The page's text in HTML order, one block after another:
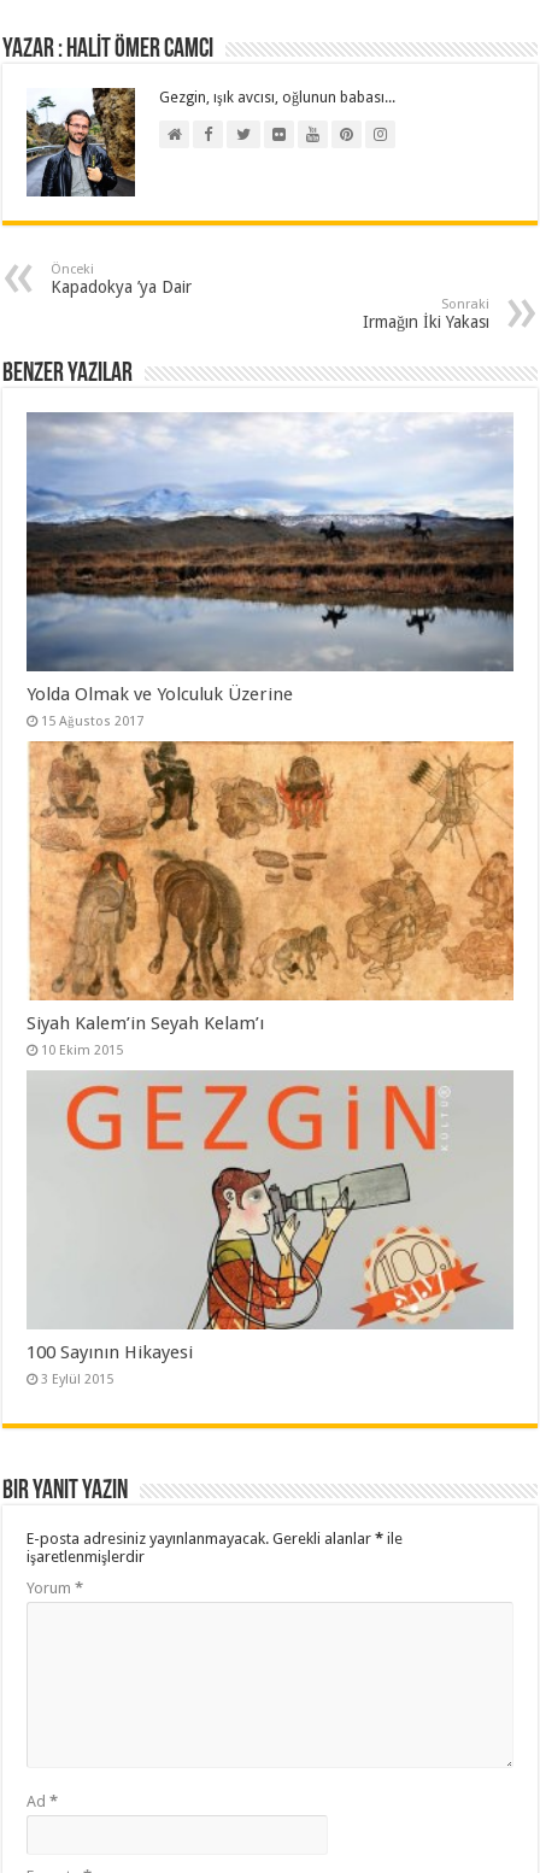
Yazar : HALİT ÖMER CAMCI
Gezgin, ışık avcısı, oğlunun babası...
Önceki
Kapadokya ’ya Dair
Sonraki
Irmağın İki Yakası
Benzer Yazılar
Yolda Olmak ve Yolculuk Üzerine
15 Ağustos 2017
Siyah Kalem’in Seyah Kelam’ı
10 Ekim 2015
100 Sayının Hikayesi
3 Eylül 2015
Bir yanıt yazın
E-posta adresiniz yayınlanmayacak. Gerekli alanlar* ile
işaretlenmişlerdir
Yorum*
Ad*